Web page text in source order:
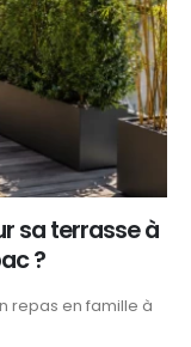
sa terrasse à
?
repas en famille à